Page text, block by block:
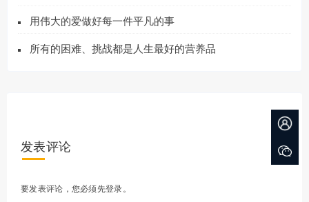
用伟大的爱做好每一件平凡的事
所有的困难、挑战都是人生最好的营养品
发表评论
要发表评论，您必须先登录 。